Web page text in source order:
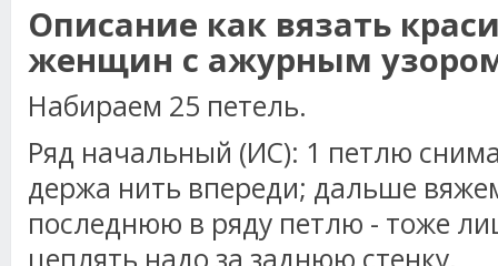
Описание как вязать
женщин с ажурным
Набираем 25 петель.
Ряд начальный (ИС): 1 петлю
держа нить впереди; дальше
последнюю в ряду петлю - тоже